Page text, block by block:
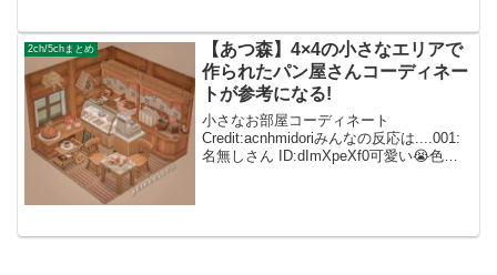
ら 化石 ...
2ch/5chまとめ
【あつ森】4×4の小さなエリアで
作られたパン屋さんコーディネー
トが参考になる!
小さなお部屋コーディネート
Credit:acnhmidoriみんなの反応は....001:
名無しさん ID:dImXpeXf0可愛い😭色合